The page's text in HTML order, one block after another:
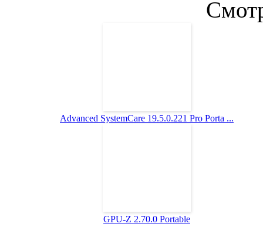
Advanced SystemCare 19.5.0.221 Pro Porta ...
GPU-Z 2.70.0 Portable